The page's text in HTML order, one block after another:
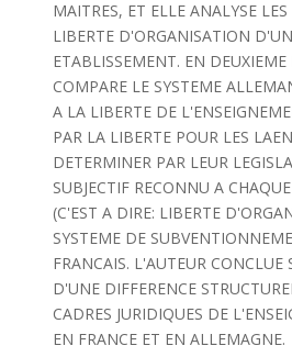
MAITRES, ET ELLE ANALYSE
LIBERTE D'ORGANISATION
ETABLISSEMENT. EN DEUXIEME
COMPARE LE SYSTEME
A LA LIBERTE DE
PAR LA LIBERTE POUR LES
DETERMINER PAR LEUR
SUBJECTIF RECONNU A
(C'EST A DIRE: LIBERTE
SYSTEME DE
FRANCAIS. L'AUTEUR CONCLUE
D'UNE DIFFERENCE
CADRES JURIDIQUES DE
EN FRANCE ET EN ALLEMAGNE.